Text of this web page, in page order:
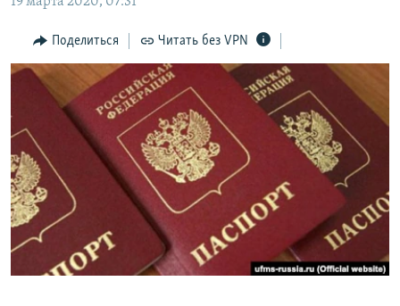
Вернутся
поиску
ИНТЕРАКТИВ
ИНФОГРАФИКА
ТЕЛЕПРОЕКТ КРЫМ.РЕАЛИИ
СОВЕТЫ ПРАВОЗАЩИТНИКОВ
ПРОПАВШИЕ БЕЗ ВЕСТИ
ПОБЕДИТЕЛЕЙ НЕ СУДЯТ?
КРЫМ.НЕПОКОРЕННЫЙ
ELIFBE
УКРАИНСКАЯ ПРОБЛЕМА КРЫМА
РАДІО СВОБОДА
КАК ОБОЙТИ БЛОКИРОВКУ
Українською
Qırımtatar
ПРИСОЕДИНЯЙТЕСЬ!
Поделиться Читать без VPN